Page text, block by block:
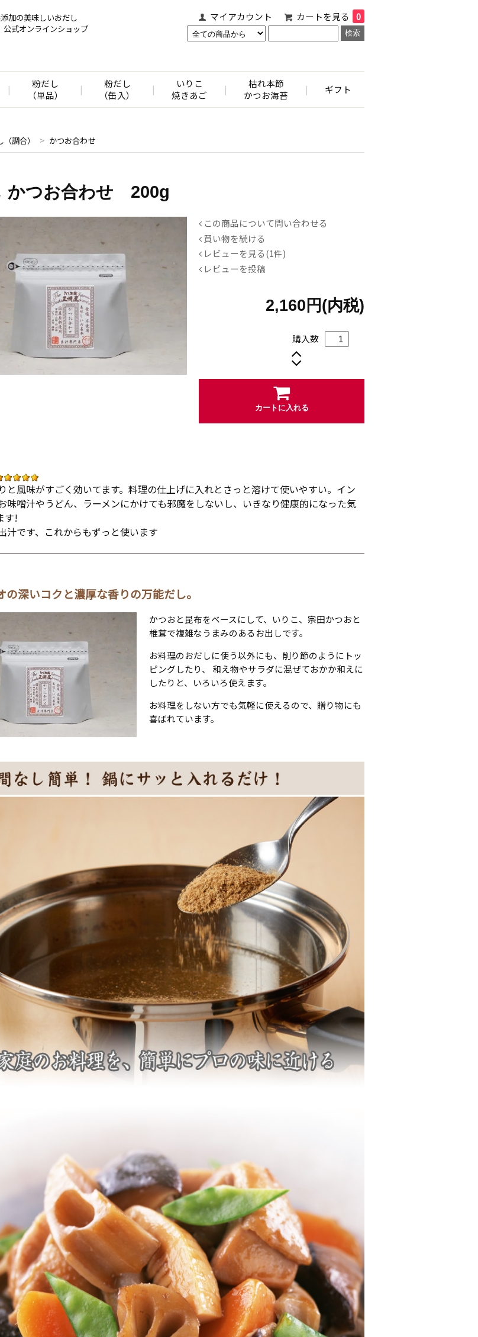
加の美味しいおだし
式オンラインショップ
マイアカウント カートを見る 0
|
粉だし
（単品）
|
粉だし
（缶入）
|
いりこ
焼きあご
|
枯れ本節
かつお海苔
| ギフト
（調合） > かつお合わせ
かつお合わせ 200g
この商品について問い合わせる
買い物を続ける
レビューを見る(1件)
レビューを投稿
2,160円(内税)
購入数
カートに入れる
と風味がすごく効いてます。料理の仕上げに入れとさっと溶けて使いやすい。イン
味噌汁やうどん、ラーメンにかけても邪魔をしないし、いきなり健康的になった気
す!
汁です、これからもずっと使います
の深いコクと濃厚な香りの万能だし。
かつおと昆布をベースにして、いりこ、宗田かつおと
椎茸で複雑なうまみのあるお出しです。
お料理のおだしに使う以外にも、削り節のようにトッ
ピングしたり、 和え物やサラダに混ぜておかか和えに
したりと、いろいろ使えます。
お料理をしない方でも気軽に使えるので、贈り物にも
喜ばれています。